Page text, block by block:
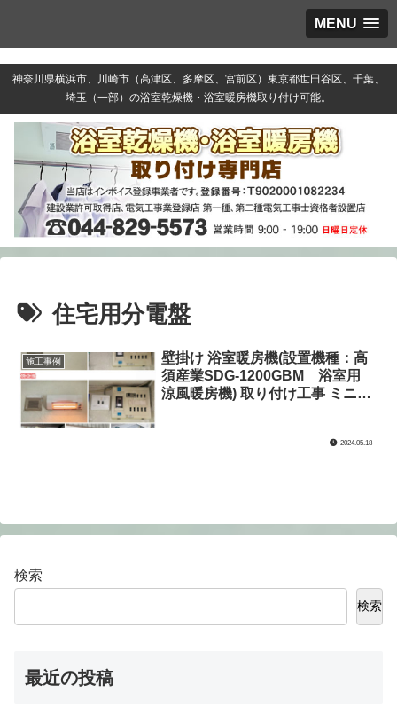
MENU
神奈川県横浜市、川崎市（高津区、多摩区、宮前区）東京都世田谷区、千葉、
埼玉（一部）の浴室乾燥機・浴室暖房機取り付け可能。
住宅用分電盤
施工事例
壁掛け 浴室暖房機(設置機種：高
須産業SDG-1200GBM 浴室用
涼風暖房機) 取り付け工事 ミニ分
2024.05.18
検索
検索
最近の投稿